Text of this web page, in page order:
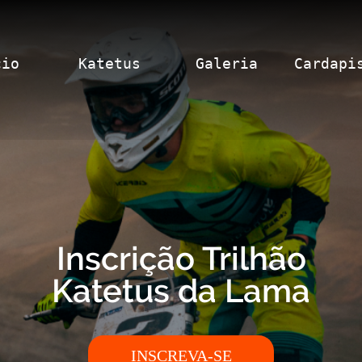
Katetus Galeria
Inscrição Trilhão
Katetus da Lama
INSCREVA-SE